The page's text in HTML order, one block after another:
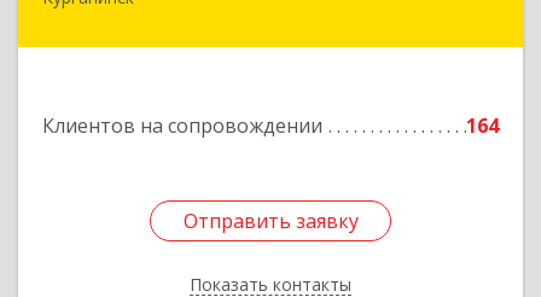
Клиентов на сопровождении 164
Отправить заявку
Показать контакты
Отправить заявку
Назад